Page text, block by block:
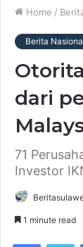
Home /
Berita
dari
71
Investor
1 minute read